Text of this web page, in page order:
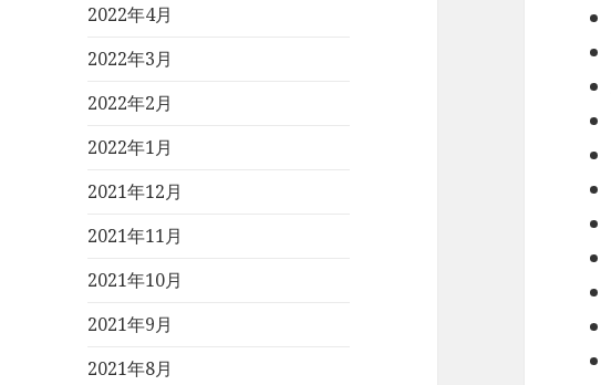
2022年4月
2022年3月
2022年2月
2022年1月
2021年12月
2021年11月
2021年10月
2021年9月
2021年8月